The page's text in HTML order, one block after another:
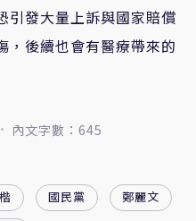
引發大量上訴與國家賠償
，後續也會有醫療帶來的
內文字數：645
國民黨
鄭麗文